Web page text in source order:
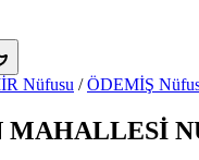
Nüfusu / ÖDEMİŞ
MAHALLESİ